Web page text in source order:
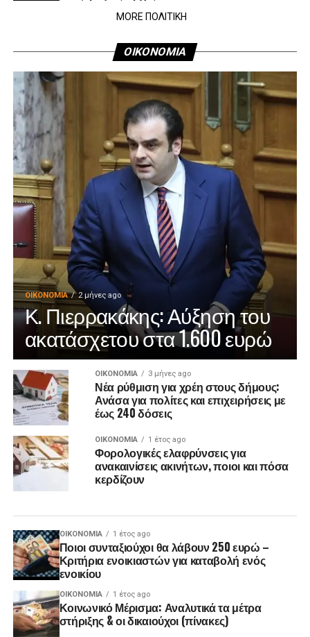
MORE ΠΟΛΙΤΙΚΗ
ΟΙΚΟΝΟΜΙΑ
ΟΙΚΟΝΟΜΊΑ 2 μήνες ago
Κ. Πιερρακάκης: Αύξηση του
ακατάσχετου στα 1.600 ευρώ
ΟΙΚΟΝΟΜΊΑ 3 μήνες ago
Νέα ρύθμιση για χρέη στους δήμους:
Ανάσα για πολίτες και επιχειρήσεις με
έως 240 δόσεις
ΟΙΚΟΝΟΜΊΑ 1 έτος ago
Φορολογικές ελαφρύνσεις για
ανακαινίσεις ακινήτων, ποιοι και πόσα
κερδίζουν
ΟΙΚΟΝΟΜΊΑ 1 έτος ago
Ποιοι συνταξιούχοι θα λάβουν 250 ευρώ –
Κριτήρια ενοικιαστών για καταβολή ενός
ενοικίου
ΟΙΚΟΝΟΜΊΑ 1 έτος ago
Κοινωνικό Μέρισμα: Αναλυτικά τα μέτρα
στήριξης & οι δικαιούχοι (πίνακες)